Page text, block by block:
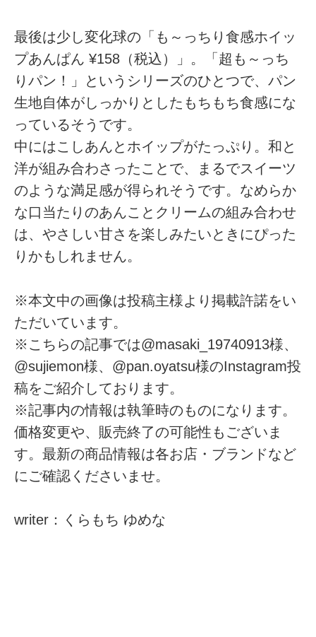
最後は少し変化球の「も～っちり食感ホイッ
プあんぱん ¥158（税込）」。「超も～っち
りパン！」というシリーズのひとつで、パン
生地自体がしっかりとしたもちもち食感にな
っているそうです。
中にはこしあんとホイップがたっぷり。和と
洋が組み合わさったことで、まるでスイーツ
のような満足感が得られそうです。なめらか
な口当たりのあんことクリームの組み合わせ
は、やさしい甘さを楽しみたいときにぴった
りかもしれません。
※本文中の画像は投稿主様より掲載許諾をい
ただいています。
※こちらの記事では@masaki_19740913様、
@sujiemon様、@pan.oyatsu様のInstagram投
稿をご紹介しております。
※記事内の情報は執筆時のものになります。
価格変更や、販売終了の可能性もございま
す。最新の商品情報は各お店・ブランドなど
にご確認くださいませ。
writer：くらもち ゆめな